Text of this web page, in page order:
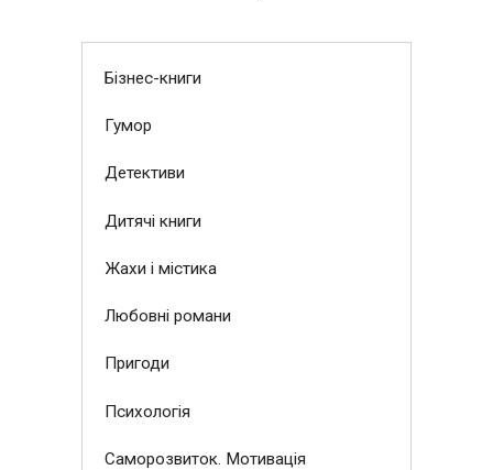
Бізнес-книги
Гумор
Детективи
Дитячі книги
Жахи і містика
Любовні романи
Пригоди
Психологія
Саморозвиток. Мотивація